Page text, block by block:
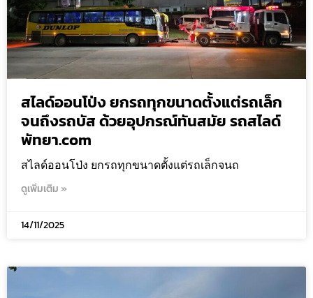
สไลด์ออนโป่ง ยกรถทุกขนาดตั้งแต่รถเล็ก
จนถึงรถบัส ด้วยอุปกรณ์ทันสมัย รถสไลด์
พัทยา.com
สไลด์ออนโป่ง ยกรถทุกขนาดตั้งแต่รถเล็กจนถ
ดูเพิ่มเติม »
14/11/2025